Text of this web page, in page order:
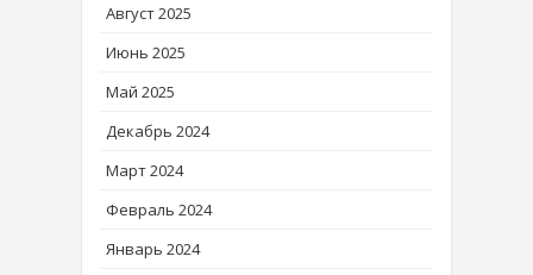
Август 2025
Июнь 2025
Май 2025
Декабрь 2024
Март 2024
Февраль 2024
Январь 2024